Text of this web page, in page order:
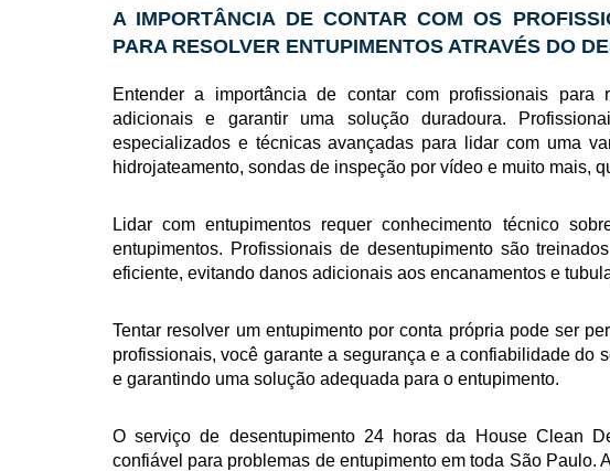
A IMPORTÂNCIA DE CONTAR COM OS
PARA RESOLVER ENTUPIMENTOS ATRAVÉS DO
Entender a importância de contar com profissionais
adicionais e garantir uma solução duradoura.
especializados e técnicas avançadas para lidar com uma
hidrojateamento, sondas de inspeção por vídeo e muito mais,
Lidar com entupimentos requer conhecimento técnico
entupimentos. Profissionais de desentupimento são
eficiente, evitando danos adicionais aos encanamentos e
Tentar resolver um entupimento por conta própria pode ser
profissionais, você garante a segurança e a confiabilidade do
e garantindo uma solução adequada para o entupimento.
O serviço de desentupimento 24 horas da House Clean
confiável para problemas de entupimento em toda São